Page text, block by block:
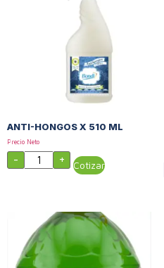
ANTI-HONGOS X 510 ML
Precio Neto
- + Cotizar